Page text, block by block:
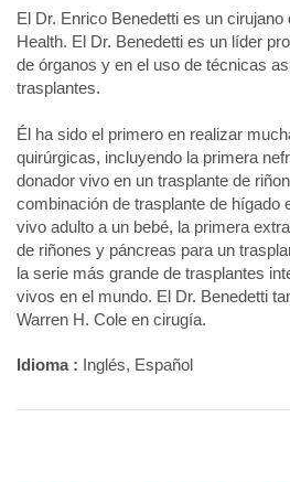
El Dr. Enrico Benedetti es un cirujano
Health. El Dr. Benedetti es un líder
de órganos y en el uso de técnicas
trasplantes.
Él ha sido el primero en realizar
quirúrgicas, incluyendo la primera
donador vivo en un trasplante de
combinación de trasplante de hígado
vivo adulto a un bebé, la primera
de riñones y páncreas para un
la serie más grande de trasplantes
vivos en el mundo. El Dr. Benedetti
Warren H. Cole en cirugía.
Idioma : Inglés, Español